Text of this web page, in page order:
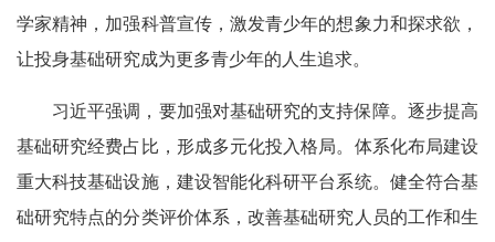
学家精神，加强科普宣传，激发青少年的想象力和探求欲，
让投身基础研究成为更多青少年的人生追求。
习近平强调，要加强对基础研究的支持保障。逐步提高
基础研究经费占比，形成多元化投入格局。体系化布局建设
重大科技基础设施，建设智能化科研平台系统。健全符合基
础研究特点的分类评价体系，改善基础研究人员的工作和生